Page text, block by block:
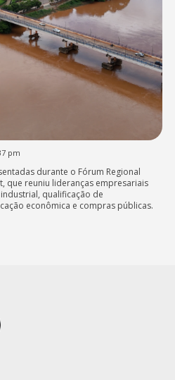
pm
durante o Fórum Regional
que reuniu lideranças empresariais
qualificação de
econômica e compras públicas.